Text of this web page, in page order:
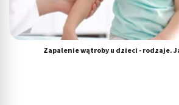
Zapalenie wątroby u dzieci - rodzaje.